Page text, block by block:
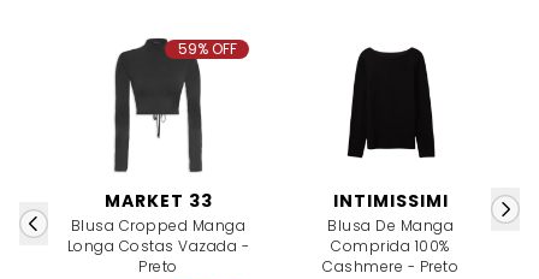
MARKET 33
Blusa Cropped Manga
Longa Costas Vazada -
Preto
59% OFF
INTIMISSIMI
Blusa De Manga
Comprida 100%
Cashmere - Preto